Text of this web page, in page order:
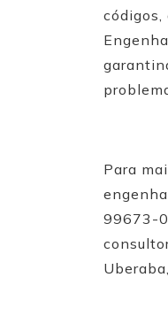
Para
99673-